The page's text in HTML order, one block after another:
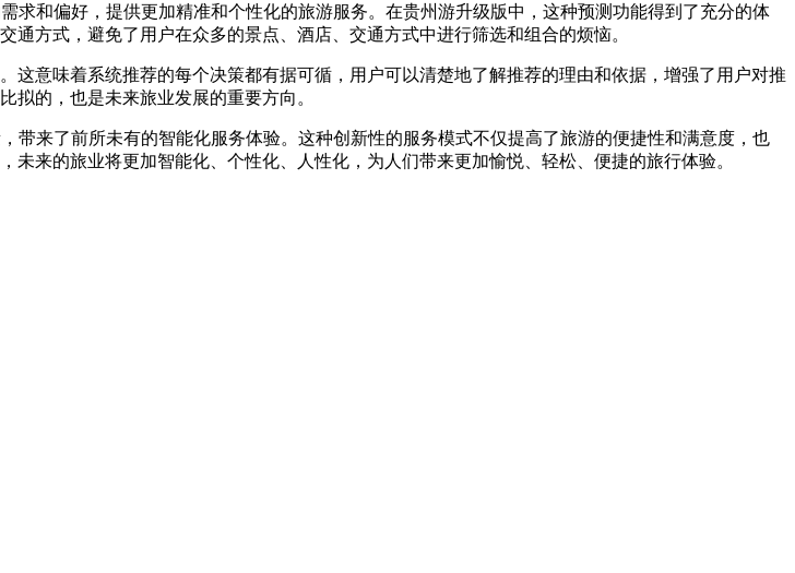
和偏好，提供更加精准和个性化的旅游服务。在贵州游升级版中，这种预测功能得到了充分的体
方式，避免了用户在众多的景点、酒店、交通方式中进行筛选和组合的烦恼。
意味着系统推荐的每个决策都有据可循，用户可以清楚地了解推荐的理由和依据，增强了用户对推
拟的，也是未来旅业发展的重要方向。
来了前所未有的智能化服务体验。这种创新性的服务模式不仅提高了旅游的便捷性和满意度，也
来的旅业将更加智能化、个性化、人性化，为人们带来更加愉悦、轻松、便捷的旅行体验。